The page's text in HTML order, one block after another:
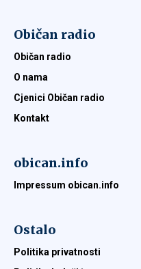
Običan radio
Običan radio
O nama
Cjenici Običan radio
Kontakt
obican.info
Impressum obican.info
Ostalo
Politika privatnosti